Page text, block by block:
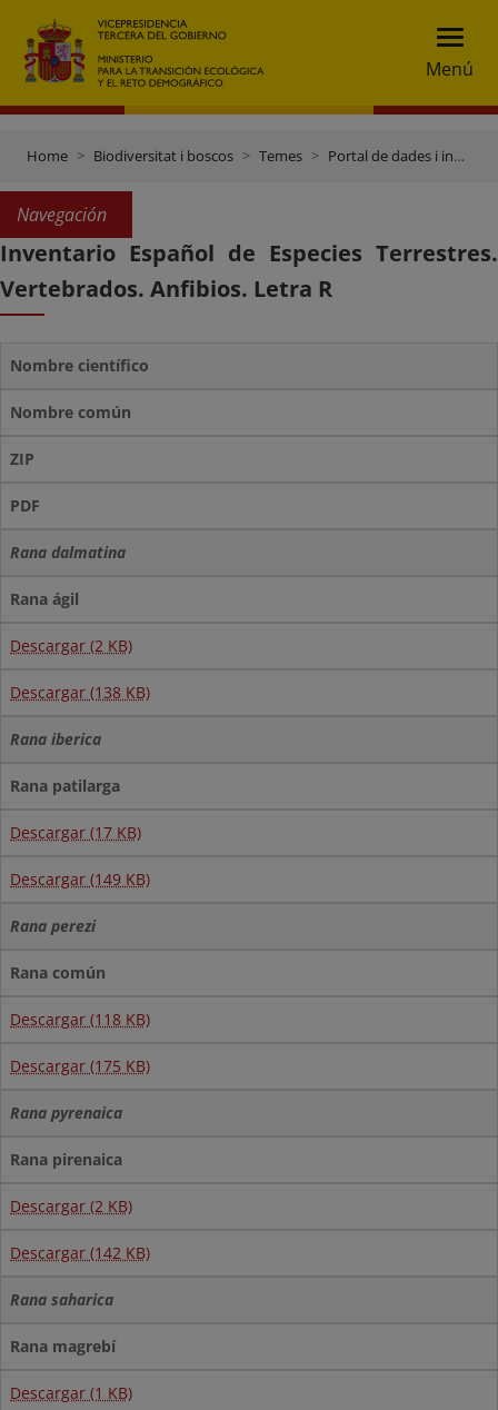
Menú
Home Biodiversitat i boscos Temes Portal de dades i inventaris
Navegación
Inventario Español de Especies Terrestres.
Vertebrados. Anfibios. Letra R
Nombre científico
Nombre común
ZIP
PDF
Rana dalmatina
Rana ágil
Descargar (2 KB)
Descargar (138 KB)
Rana iberica
Rana patilarga
Descargar (17 KB)
Descargar (149 KB)
Rana perezi
Rana común
Descargar (118 KB)
Descargar (175 KB)
Rana pyrenaica
Rana pirenaica
Descargar (2 KB)
Descargar (142 KB)
Rana saharica
Rana magrebí
Descargar (1 KB)